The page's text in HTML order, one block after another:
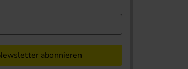
abonnieren